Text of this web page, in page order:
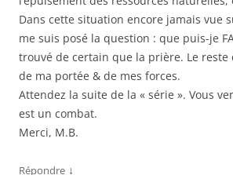
Dans cette situation encore jamais vue
me suis posé la question : que puis-je
trouvé de certain que la prière. Le reste
de ma portée & de mes forces.
Attendez la suite de la « série ». Vous
est un combat.
Merci, M.B.
Répondre ↓